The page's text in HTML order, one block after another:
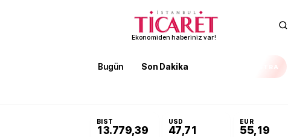
Ekonomiden haberiniz var!
Bugün Son Dakika EKSTRA
BIST
13.779,39
USD
47,71
EUR
55,19